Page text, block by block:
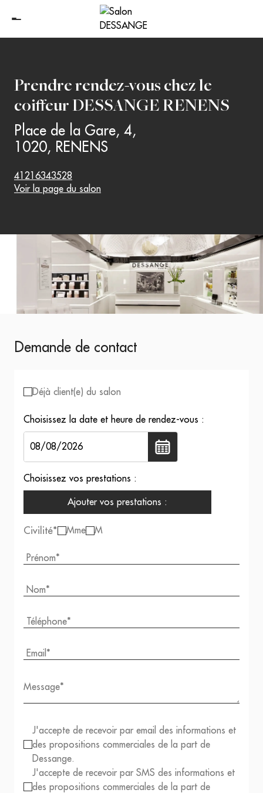
Prendre rendez-vous chez le
coiffeur DESSANGE RENENS
Place de la Gare, 4,
1020, RENENS
41216343528
Voir la page du salon
Demande de contact
Déjà client(e) du salon
Choisissez la date et heure de rendez-vous :
Choisissez vos prestations :
Ajouter vos prestations :
Civilité* Mme M
J'accepte de recevoir par email des informations et
des propositions commerciales de la part de
Dessange.
J'accepte de recevoir par SMS des informations et
des propositions commerciales de la part de